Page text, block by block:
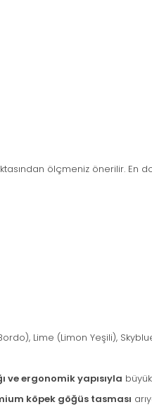
ölçmeniz önerilir. En
Lime (Limon Yeşili),
ve ergonomik yapısıyla
köpek göğüs tasması